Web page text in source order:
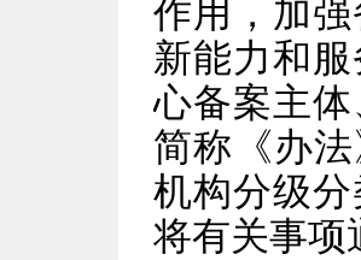
作用，加
新能力和
心备案主
简称《办
机构分级
将有关事项